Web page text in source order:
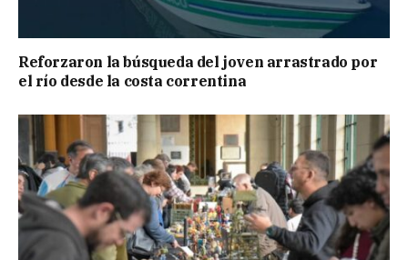
Reforzaron la búsqueda del joven arrastrado por
el río desde la costa correntina